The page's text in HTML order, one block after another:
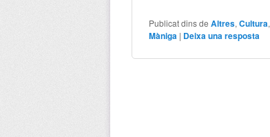
Publicat dins de Altres,Cultura,
Màniga | Deixa una resposta